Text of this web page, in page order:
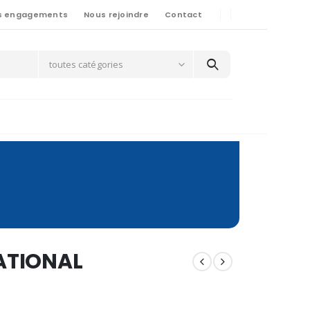
engagements Nous rejoindre Contact
toutes catégories